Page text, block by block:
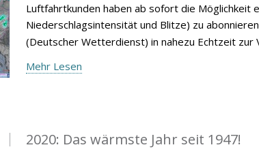
Luftfahrtkunden haben ab sofort die Möglichkeit
Niederschlagsintensität und Blitze) zu
(Deutscher Wetterdienst) in nahezu Echtzeit zur
Mehr Lesen
2020: Das wärmste Jahr seit 1947!